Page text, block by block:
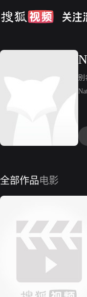
别
全部作品电影